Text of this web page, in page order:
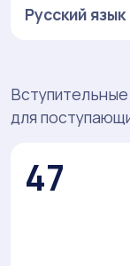
Русский язык
для
47